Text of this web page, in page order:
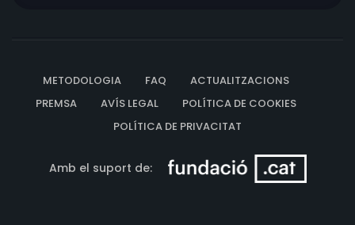
METODOLOGIA FAQ
ACTUALITZACIONS
PREMSA
AVÍS LEGAL
POLÍTICA DE COOKIES
POLÍTICA DE PRIVACITAT
Amb el suport de: